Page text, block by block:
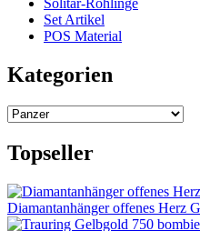
Solitär-Rohlinge
Set Artikel
POS Material
Kategorien
Topseller
Diamantanhänger offenes Herz